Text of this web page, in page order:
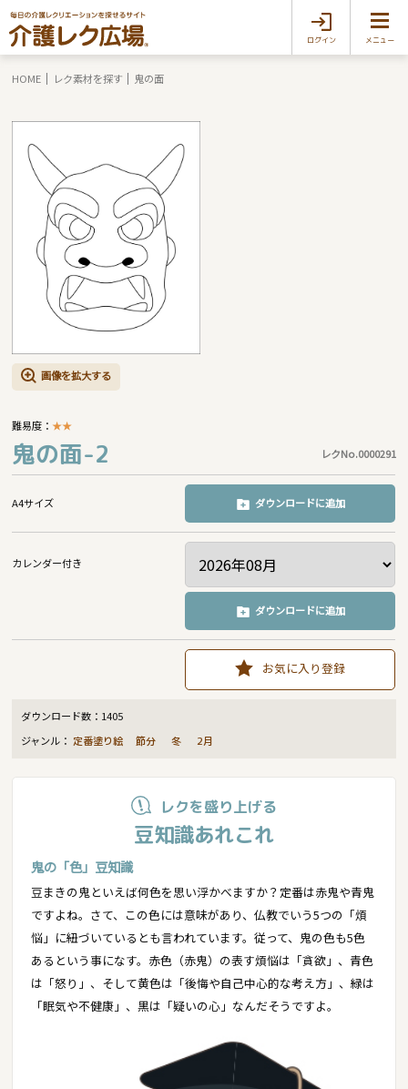
ログイン メニュー
HOME レク素材を探す 鬼の面
画像を拡大する
難易度：★★
鬼の面-2 レクNo.0000291
A4サイズ ダウンロードに追加
カレンダー付き
ダウンロードに追加
お気に入り登録
ダウンロード数： 1405
ジャンル： 定番塗り絵 節分 冬 2月
レクを盛り上げる
豆知識あれこれ
鬼の「色」豆知識
豆まきの鬼といえば何色を思い浮かべますか？定番は赤鬼や青鬼
ですよね。さて、この色には意味があり、仏教でいう5つの「煩
悩」に紐づいているとも言われています。従って、鬼の色も5色
あるという事になす。赤色（赤鬼）の表す煩悩は「貪欲」、青色
は「怒り」、そして黄色は「後悔や自己中心的な考え方」、緑は
「眠気や不健康」、黒は「疑いの心」なんだそうですよ。